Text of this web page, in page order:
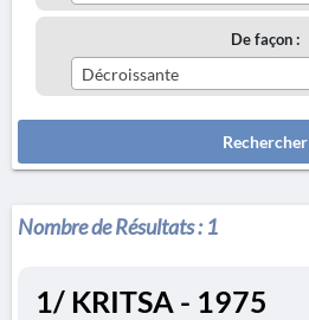
De façon :
Décroissante
Rechercher
Nombre de Résultats :1
1/ KRITSA - 1975